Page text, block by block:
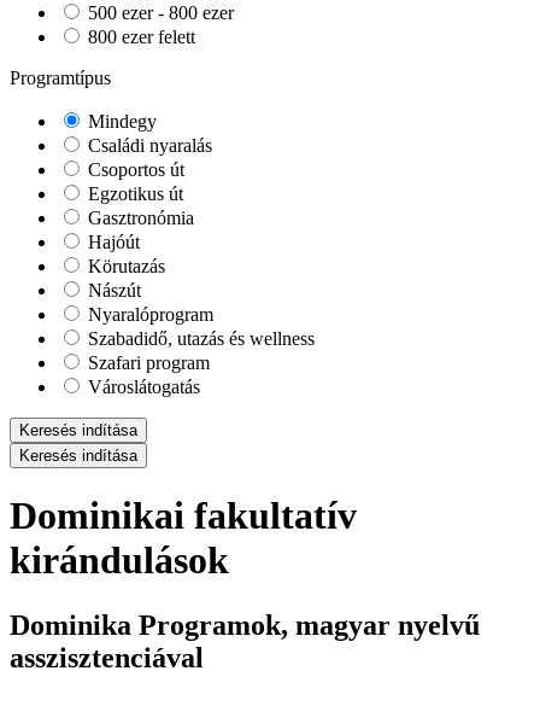
500 ezer - 800 ezer
800 ezer felett
Programtípus
Mindegy
Családi nyaralás
Csoportos út
Egzotikus út
Gasztronómia
Hajóút
Körutazás
Nászút
Nyaralóprogram
Szabadidő, utazás és wellness
Szafari program
Városlátogatás
Keresés indítása
Keresés indítása
Dominikai fakultatív
kirándulások
Dominika Programok, magyar nyelvű
asszisztenciával